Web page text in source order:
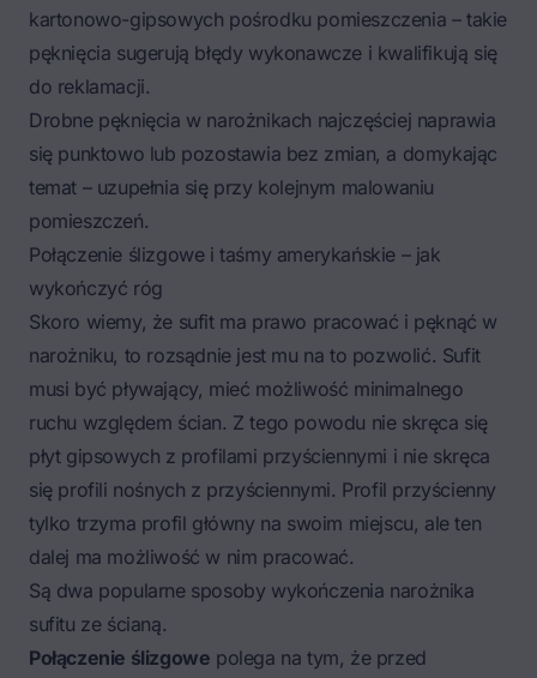
kartonowo-gipsowych pośrodku pomieszczenia – takie
pęknięcia sugerują błędy wykonawcze i kwalifikują się
do reklamacji.
Drobne pęknięcia w narożnikach najczęściej naprawia
się punktowo lub pozostawia bez zmian, a domykając
temat – uzupełnia się przy kolejnym malowaniu
pomieszczeń.
Połączenie ślizgowe i taśmy amerykańskie – jak
wykończyć róg
Skoro wiemy, że sufit ma prawo pracować i pęknąć w
narożniku, to rozsądnie jest mu na to pozwolić. Sufit
musi być pływający, mieć możliwość minimalnego
ruchu względem ścian. Z tego powodu nie skręca się
płyt gipsowych z profilami przyściennymi i nie skręca
się profili nośnych z przyściennymi. Profil przyścienny
tylko trzyma profil główny na swoim miejscu, ale ten
dalej ma możliwość w nim pracować.
Są dwa popularne sposoby wykończenia narożnika
sufitu ze ścianą.
Połączenie ślizgowe polega na tym, że przed